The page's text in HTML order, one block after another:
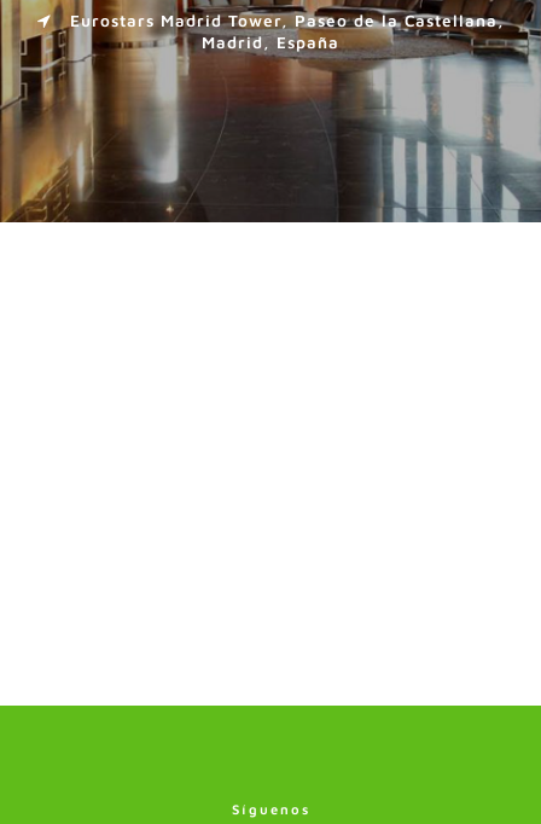
Eurostars Madrid Tower, Paseo de la Castellana,
Madrid, España
Síguenos